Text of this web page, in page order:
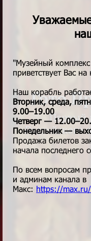
Гото
Первый
Российского
"Музейный
приветствует Вас
Наш корабль
Вторник, среда,
9.00–19.00
Четверг —
Понедельник —
Продажа билетов
начала последнего
По всем вопросам
и админам канала в
Макс: https://